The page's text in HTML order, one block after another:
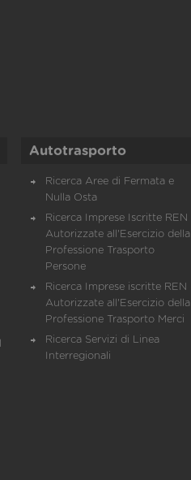
Autotrasporto
Ricerca Aree di Fermata e
Nulla Osta
Ricerca Imprese Iscritte REN
Autorizzate all'Esercizio della
Professione Trasporto
Persone
Ricerca Imprese iscritte REN
Autorizzate all'Esercizio della
Professione Trasporto Merci
Ricerca Servizi di Linea
Interregionali